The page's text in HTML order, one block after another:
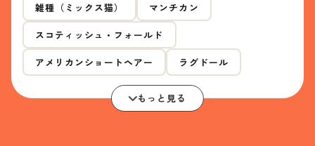
雑種（ミックス猫） マンチカン
スコティッシュ・フォールド
アメリカンショートヘアー ラグドール
もっと見る